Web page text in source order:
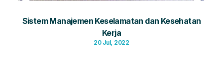
Sistem Manajemen Keselamatan dan Kesehatan
Kerja
20 Jul, 2022